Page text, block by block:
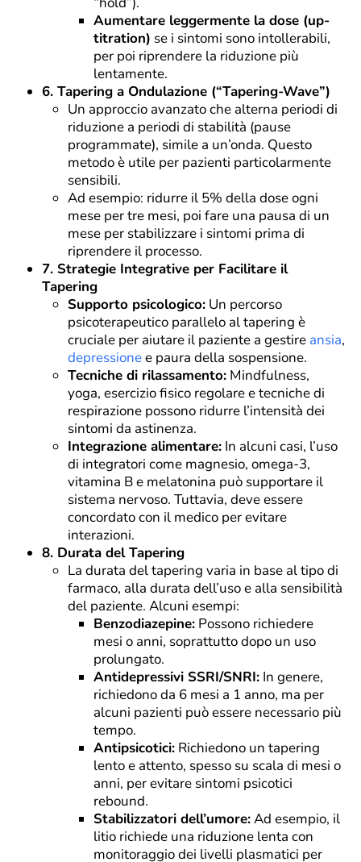
Aumentare leggermente la dose (up-
titration) se i sintomi sono intollerabili,
per poi riprendere la riduzione più
lentamente.
6. Tapering a Ondulazione (“Tapering-Wave”)
Un approccio avanzato che alterna periodi di
riduzione a periodi di stabilità (pause
programmate), simile a un’onda. Questo
metodo è utile per pazienti particolarmente
sensibili.
Ad esempio: ridurre il 5% della dose ogni
mese per tre mesi, poi fare una pausa di un
mese per stabilizzare i sintomi prima di
riprendere il processo.
7. Strategie Integrative per Facilitare il
Tapering
Supporto psicologico: Un percorso
psicoterapeutico parallelo al tapering è
cruciale per aiutare il paziente a gestire ansia,
depressionee paura della sospensione.
Tecniche di rilassamento: Mindfulness,
yoga, esercizio fisico regolare e tecniche di
respirazione possono ridurre l’intensità dei
sintomi da astinenza.
Integrazione alimentare: In alcuni casi, l’uso
di integratori come magnesio, omega-3,
vitamina B e melatonina può supportare il
sistema nervoso. Tuttavia, deve essere
concordato con il medico per evitare
interazioni.
8. Durata del Tapering
La durata del tapering varia in base al tipo di
farmaco, alla durata dell’uso e alla sensibilità
del paziente. Alcuni esempi:
Benzodiazepine: Possono richiedere
mesi o anni, soprattutto dopo un uso
prolungato.
Antidepressivi SSRI/SNRI: In genere,
richiedono da 6 mesi a 1 anno, ma per
alcuni pazienti può essere necessario più
tempo.
Antipsicotici: Richiedono un tapering
lento e attento, spesso su scala di mesi o
anni, per evitare sintomi psicotici
rebound.
Stabilizzatori dell’umore:Ad esempio, il
litio richiede una riduzione lenta con
monitoraggio dei livelli plasmatici per